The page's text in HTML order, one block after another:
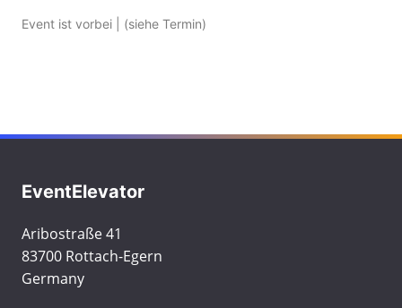
Event ist vorbei | (siehe Termin)
EventElevator
Aribostraße 41
83700 Rottach-Egern
Germany